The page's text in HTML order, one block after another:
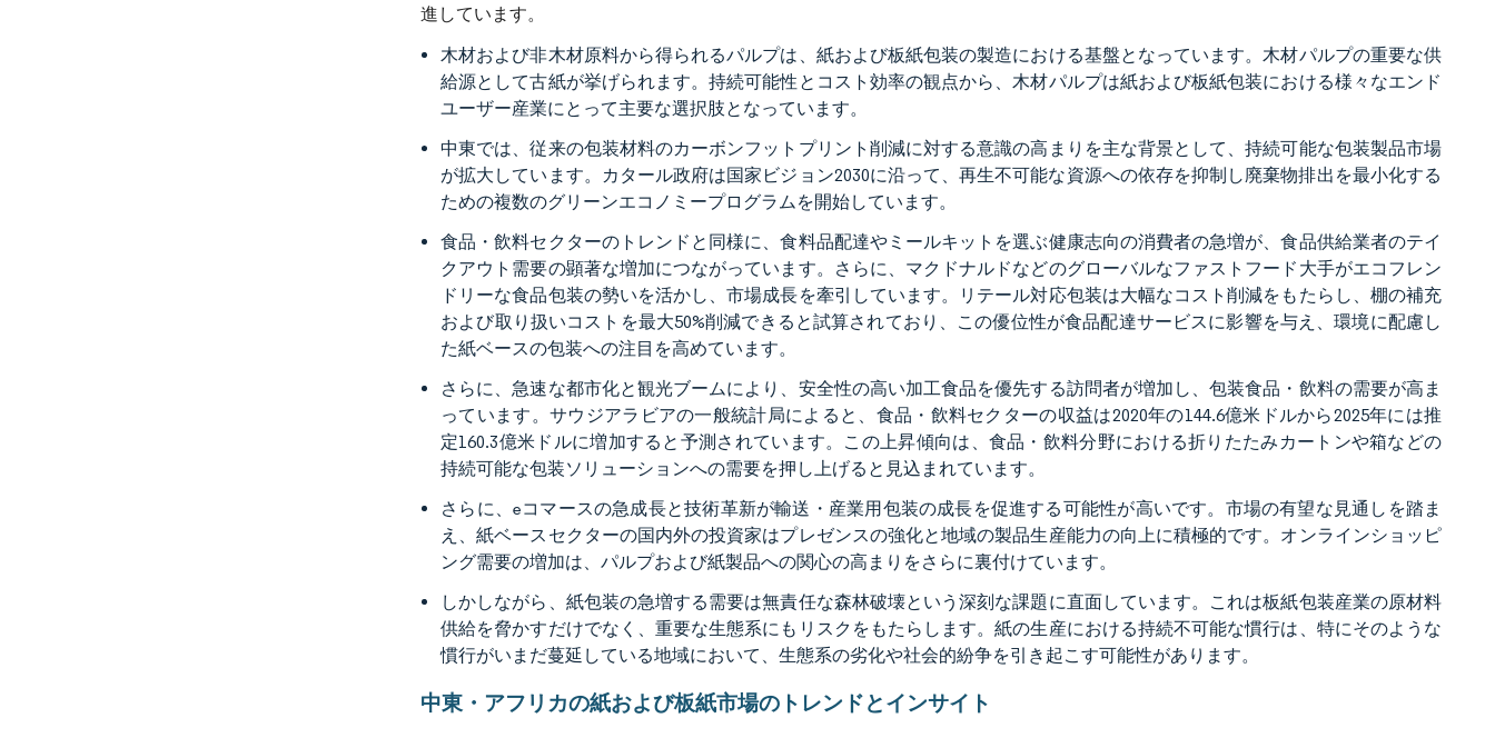
進しています。
木材および非木材原料から得られるパルプは、紙および板紙包装の製造における基盤となっています。木材パルプの重要な供
給源として古紙が挙げられます。持続可能性とコスト効率の観点から、木材パルプは紙および板紙包装における様々なエンド
ユーザー産業にとって主要な選択肢となっています。
中東では、従来の包装材料のカーボンフットプリント削減に対する意識の高まりを主な背景として、持続可能な包装製品市場
が拡大しています。カタール政府は国家ビジョン2030に沿って、再生不可能な資源への依存を抑制し廃棄物排出を最小化する
ための複数のグリーンエコノミープログラムを開始しています。
食品・飲料セクターのトレンドと同様に、食料品配達やミールキットを選ぶ健康志向の消費者の急増が、食品供給業者のテイ
クアウト需要の顕著な増加につながっています。さらに、マクドナルドなどのグローバルなファストフード大手がエコフレン
ドリーな食品包装の勢いを活かし、市場成長を牽引しています。リテール対応包装は大幅なコスト削減をもたらし、棚の補充
および取り扱いコストを最大50%削減できると試算されており、この優位性が食品配達サービスに影響を与え、環境に配慮し
た紙ベースの包装への注目を高めています。
さらに、急速な都市化と観光ブームにより、安全性の高い加工食品を優先する訪問者が増加し、包装食品・飲料の需要が高ま
っています。サウジアラビアの一般統計局によると、食品・飲料セクターの収益は2020年の144.6億米ドルから2025年には推
定160.3億米ドルに増加すると予測されています。この上昇傾向は、食品・飲料分野における折りたたみカートンや箱などの
持続可能な包装ソリューションへの需要を押し上げると見込まれています。
さらに、eコマースの急成長と技術革新が輸送・産業用包装の成長を促進する可能性が高いです。市場の有望な見通しを踏ま
え、紙ベースセクターの国内外の投資家はプレゼンスの強化と地域の製品生産能力の向上に積極的です。オンラインショッピ
ング需要の増加は、パルプおよび紙製品への関心の高まりをさらに裏付けています。
しかしながら、紙包装の急増する需要は無責任な森林破壊という深刻な課題に直面しています。これは板紙包装産業の原材料
供給を脅かすだけでなく、重要な生態系にもリスクをもたらします。紙の生産における持続不可能な慣行は、特にそのような
慣行がいまだ蔓延している地域において、生態系の劣化や社会的紛争を引き起こす可能性があります。
中東・アフリカの紙および板紙市場のトレンドとインサイト